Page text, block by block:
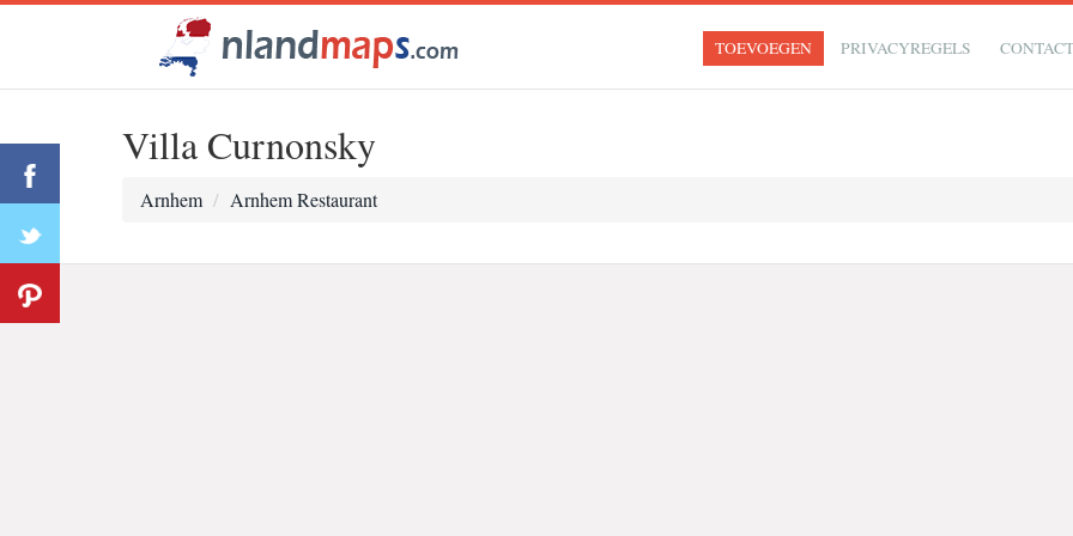
TOEVOEGEN PRIVACYREGELS
Villa Curnonsky
Arnhem Arnhem Restaurant